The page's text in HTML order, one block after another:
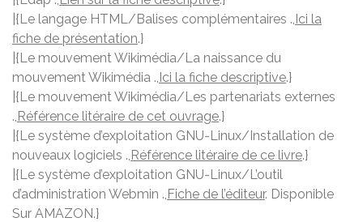
|{Le langage HTML/Balises complémentaires ., Ici la
fiche de présentation.}
|{Le mouvement Wikimédia/La naissance du
mouvement Wikimédia ., Ici la fiche descriptive.}
|{Le mouvement Wikimédia/Les partenariats externes
., Référence litéraire de cet ouvrage.}
|{Le système d’exploitation GNU-Linux/Installation de
nouveaux logiciels ., Référence litéraire de ce livre.}
|{Le système d’exploitation GNU-Linux/L’outil
d’administration Webmin ., Fiche de l’éditeur. Disponible
Sur AMAZON.}